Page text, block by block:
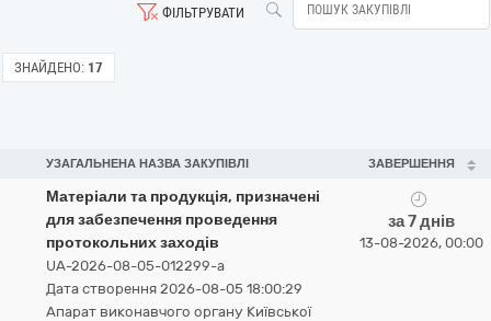
ФІЛЬТРУВАТИ
ЗНАЙДЕНО: 17
УЗАГАЛЬНЕНА НАЗВА ЗАКУПІВЛІ ЗАВЕРШЕННЯ
Матеріали та продукція, призначені
для забезпечення проведення
протокольних заходів
UA-2026-08-05-012299-a
Дата створення 2026-08-05 18:00:29
Апарат виконавчого органу Київської
за 7 днів
13-08-2026, 00:00